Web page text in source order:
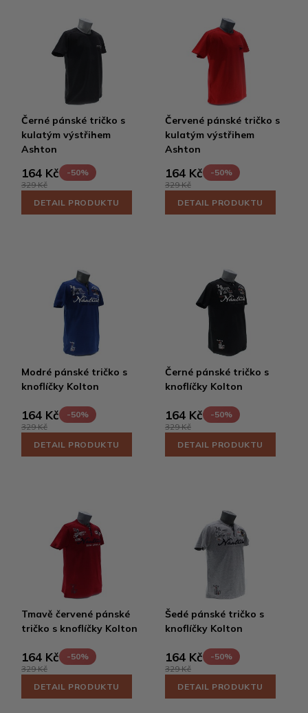
Černé pánské tričko s
kulatým výstřihem
Ashton
164 Kč
-50%
329 Kč
DETAIL PRODUKTU
Červené pánské tričko s
kulatým výstřihem
Ashton
164 Kč
-50%
329 Kč
DETAIL PRODUKTU
Modré pánské tričko s
knoflíčky Kolton
164 Kč
-50%
329 Kč
DETAIL PRODUKTU
Černé pánské tričko s
knoflíčky Kolton
164 Kč
-50%
329 Kč
DETAIL PRODUKTU
Tmavě červené pánské
tričko s knoflíčky Kolton
164 Kč
-50%
329 Kč
DETAIL PRODUKTU
Šedé pánské tričko s
knoflíčky Kolton
164 Kč
-50%
329 Kč
DETAIL PRODUKTU